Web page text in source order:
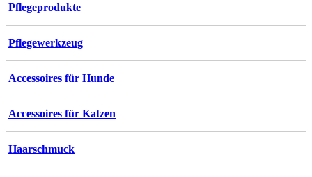
Pflegeprodukte
Pflegewerkzeug
Accessoires für Hunde
Accessoires für Katzen
Haarschmuck